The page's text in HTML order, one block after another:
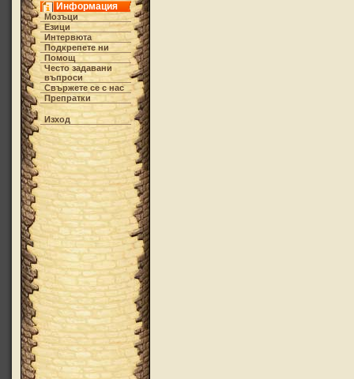
Информация
Мозъци
Езици
Интервюта
Подкрепете ни
Помощ
Често задавани
въпроси
Свържете се с нас
Препратки
Изход